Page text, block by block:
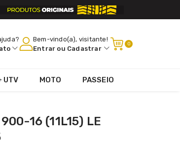
Bem-vindo(a), visitante!
Entrar ou Cadastrar
0
UTV MOTO PASSEIO
16 (11L15) LE